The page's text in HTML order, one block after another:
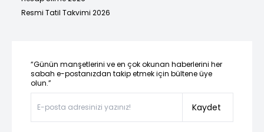
Resmi Tatil Takvimi 2026
“Günün manşetlerini ve en çok okunan haberlerini her
sabah e-postanızdan takip etmek için bültene üye
olun.”
Kaydet